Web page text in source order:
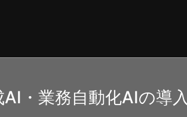
AI・業務自動化AIの導入